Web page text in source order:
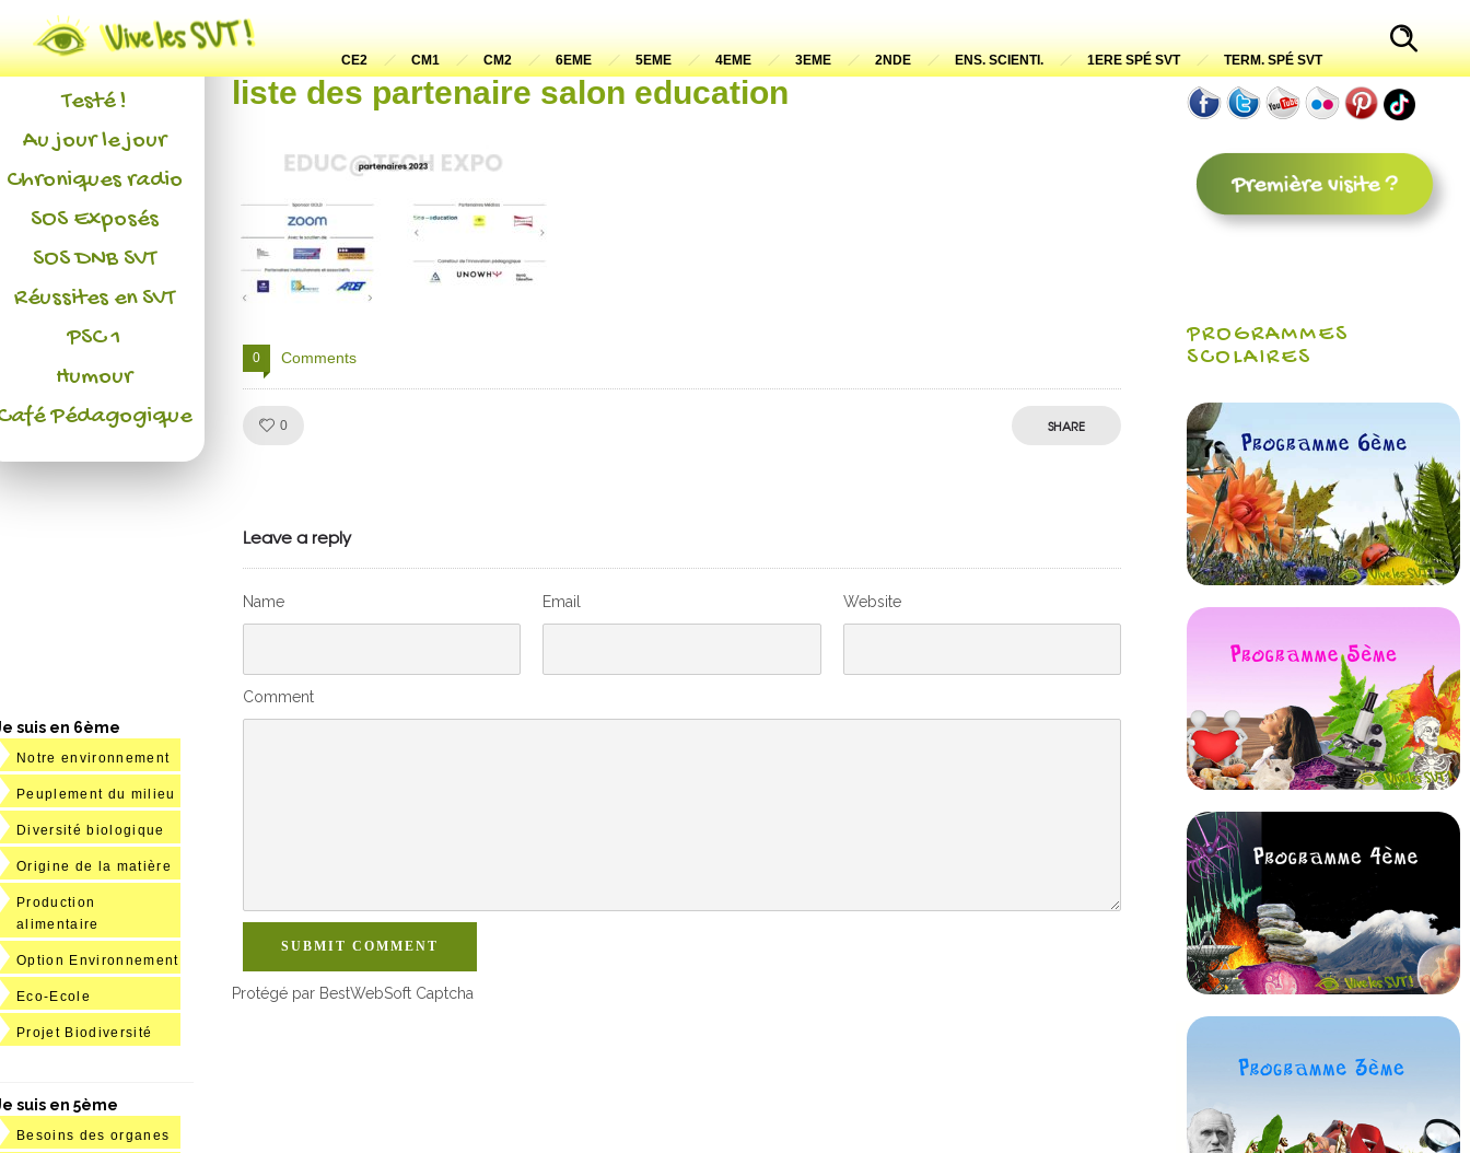
CE2 CM1 CM2 6EME 5EME 4EME 3EME 2NDE ENS. SCIENTI. 1ERE SPÉ SVT TERM. SPÉ SVT
liste des partenaire salon education
0 Comments
0 SHARE
Leave a reply
Name Email Website
Comment
SUBMIT COMMENT
Protégé par BestWebSoft Captcha
Actualités
L'association
Testé !
Au jour le jour
Chroniques radio
SOS Exposés
SOS DNB SVT
Réussites en SVT
PSC 1
Humour
Pédagogique
suis en 6ème
Notre environnement
Peuplement du milieu
Diversité biologique
Origine de la matière
Production
alimentaire
Option Environnement
Eco-Ecole
Projet Biodiversité
suis en 5ème
Besoins des organes
PROGRAMMES
SCOLAIRES